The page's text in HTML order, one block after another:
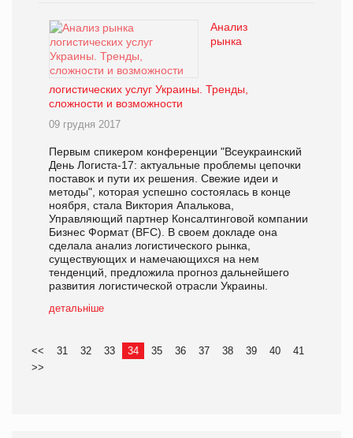
Анализ
рынка
логистических услуг Украины. Тренды,
сложности и возможности
09 грудня 2017
Первым спикером конференции "Всеукраинский
День Логиста-17: актуальные проблемы цепочки
поставок и пути их решения. Свежие идеи и
методы", которая успешно состоялась в конце
ноября, стала Виктория Апалькова,
Управляющий партнер Консалтинговой компании
Бизнес Формат (BFC). В своем докладе она
сделала анализ логистического рынка,
существующих и намечающихся на нем
тенденций, предложила прогноз дальнейшего
развития логистической отрасли Украины.
детальніше
<< 31 32 33 34 35 36 37 38 39 40
41
>>